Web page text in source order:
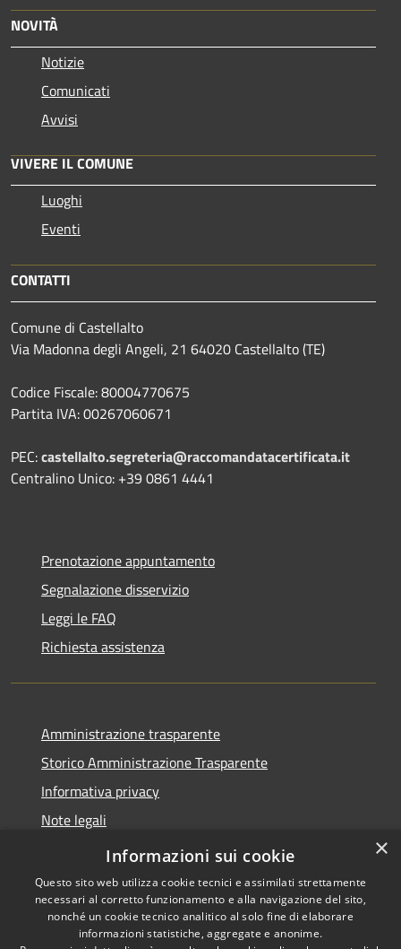
NOVITÀ
Notizie
Comunicati
Avvisi
VIVERE IL COMUNE
Luoghi
Eventi
CONTATTI
Comune di Castellalto
Via Madonna degli Angeli, 21 64020 Castellalto (TE)
Codice Fiscale: 80004770675
Partita IVA: 00267060671
PEC:castellalto.segreteria@raccomandatacertificata.it
Centralino Unico: +39 0861 4441
Prenotazione appuntamento
Segnalazione disservizio
Leggi le FAQ
Richiesta assistenza
Amministrazione trasparente
Storico Amministrazione Trasparente
Informativa privacy
Note legali
Dichiarazione di accessibilità
Copyright © 2026 • Comune di
×
Informazioni sui cookie
Questo sito web utilizza cookie tecnici e assimilati strettamente
necessari al corretto funzionamento e alla navigazione del sito,
nonché un cookie tecnico analitico al solo fine di elaborare
informazioni statistiche, aggregate e anonime.